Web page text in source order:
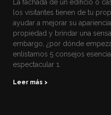
La fachada de un edificio o
los visitantes tienen de tu
ayudar a mejorar su
propiedad y brindar una
embargo, ¿por dónde
enlistamos 5 consejos
espectacular 1.
Leer más >